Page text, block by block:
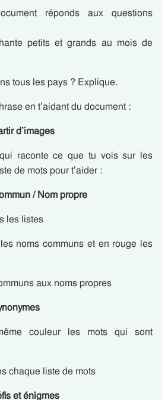
réponds aux questions
petits et grands au mois de
tous les pays ? Explique.
en t’aidant du document :
d’images
raconte ce que tu vois sur les
de mots pour t’aider :
/ Nom propre
les listes
noms communs et en rouge les
aux noms propres
couleur les mots qui sont
chaque liste de mots
et énigmes